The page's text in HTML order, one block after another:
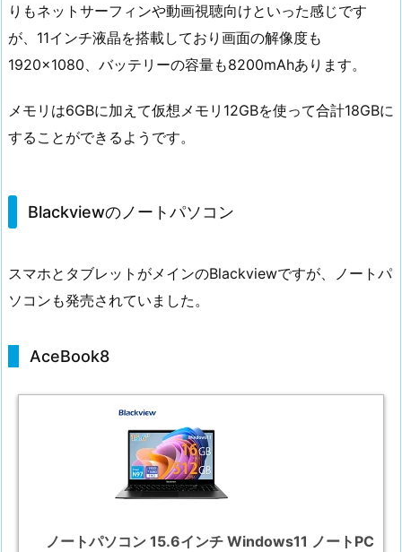
りもネットサーフィンや動画視聴向けといった感じです
が、11インチ液晶を搭載しており画面の解像度も
1920×1080、バッテリーの容量も8200mAhあります。
メモリは6GBに加えて仮想メモリ12GBを使って合計18GBに
することができるようです。
Blackviewのノートパソコン
スマホとタブレットがメインのBlackviewですが、ノートパ
ソコンも発売されていました。
AceBook8
ノートパソコン 15.6インチ Windows11 ノートPC